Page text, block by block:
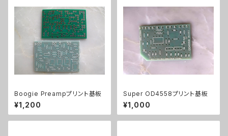
Boogie Preampプリント基板
¥1,200
Super OD4558プリント基板
¥1,000